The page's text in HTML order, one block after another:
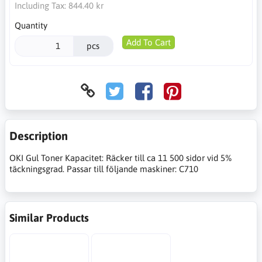
Including Tax: 844.40 kr
Quantity
pcs Add To Cart
Description
OKI Gul Toner Kapacitet: Räcker till ca 11 500 sidor vid 5%
täckningsgrad. Passar till följande maskiner: C710
Similar Products